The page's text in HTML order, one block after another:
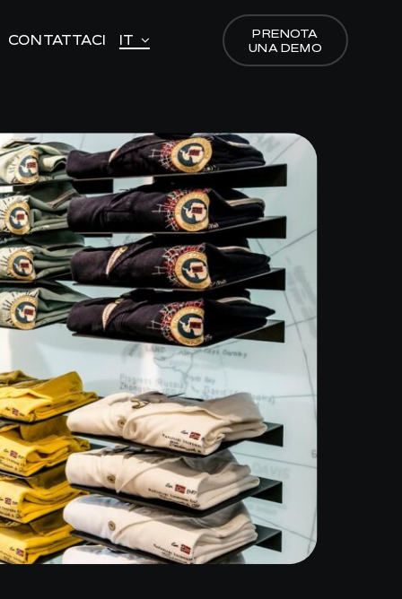
CONTATTACI IT
PRENOTA
UNA DEMO
CONTATTACI IT
PRENOTA
UNA DEMO